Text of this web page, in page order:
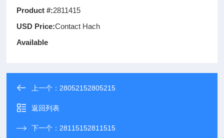
Product #:2811415
USD Price:Contact Hach
Available
上一个： 28052152805215
返回列表
下一个： 28115152811515